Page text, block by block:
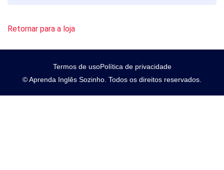
Retornar para a loja
© Aprenda Inglês Sozinho. Todos os direitos reservados.
Termos de usoPolítica de privacidade